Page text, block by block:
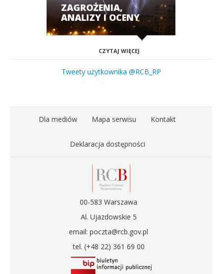
ZAGROŻENIA,
ANALIZY I OCENY
CZYTAJ WIĘCEJ
Tweety użytkownika @RCB_RP
Dla mediów Mapa serwisu Kontakt
Deklaracja dostępności
00-583 Warszawa
Al. Ujazdowskie 5
email: poczta@rcb.gov.pl
tel. (+48 22) 361 69 00